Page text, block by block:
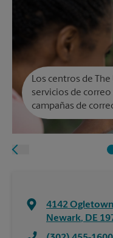
Los centros de
servicios de
campañas de
4142
Newark, DE